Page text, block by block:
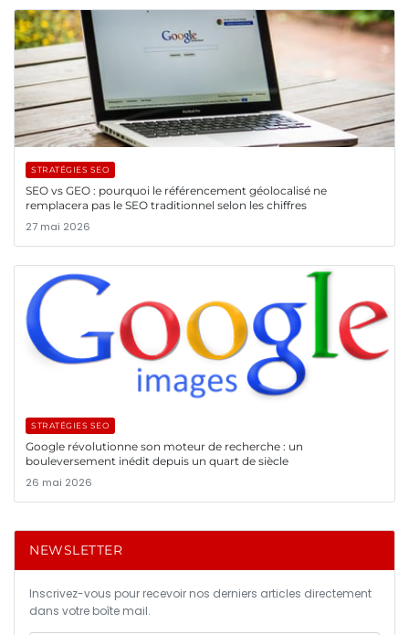
STRATÉGIES SEO
SEO vs GEO : pourquoi le référencement géolocalisé ne
remplacera pas le SEO traditionnel selon les chiffres
27 mai 2026
STRATÉGIES SEO
Google révolutionne son moteur de recherche : un
bouleversement inédit depuis un quart de siècle
26 mai 2026
NEWSLETTER
Inscrivez-vous pour recevoir nos derniers articles directement
dans votre boîte mail.